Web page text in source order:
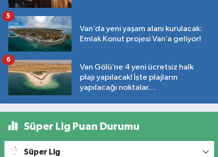
Van’da yeni yaşam alanı kurulacak:
Emlak Konut projesi Van’a geliyor!
5
Van Gölü’ne 4 yeni ücretsiz halk
plajı yapılacak! İşte plajların
yapılacağı noktalar…
6
Süper Lig Puan Durumu
Süper Lig